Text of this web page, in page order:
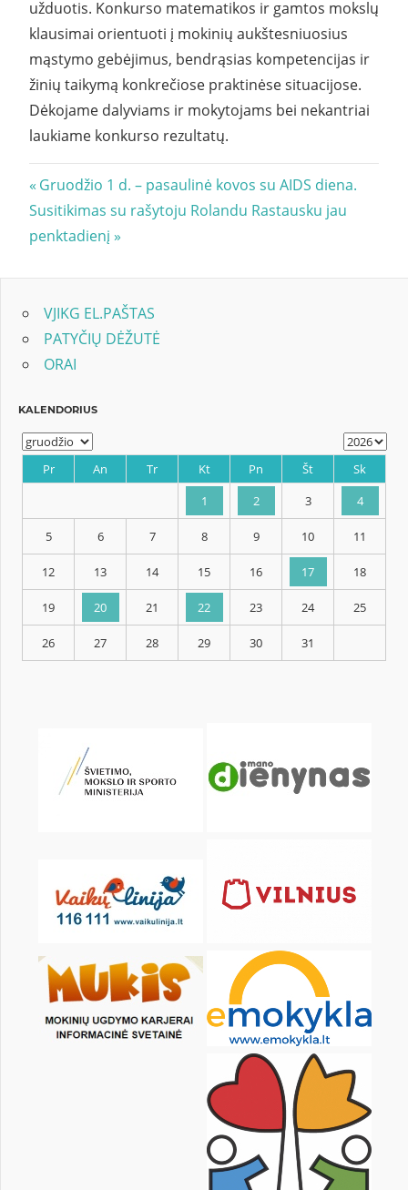
užduotis. Konkurso matematikos ir gamtos mokslų
klausimai orientuoti į mokinių aukštesniuosius
mąstymo gebėjimus, bendrąsias kompetencijas ir
žinių taikymą konkrečiose praktinėse situacijose.
Dėkojame dalyviams ir mokytojams bei nekantriai
laukiame konkurso rezultatų.
Navigacija
tarp
Previous
Post:
Gruodžio 1 d. – pasaulinė kovos su AIDS diena.
Next
Post:
Susitikimas su rašytoju Rolandu Rastausku jau
penktadienį
VJIKG EL.PAŠTAS
PATYČIŲ DĖŽUTĖ
ORAI
Pr An
6 8 9
12 13 14
19 20 21 22 23
26 27 28 29 30